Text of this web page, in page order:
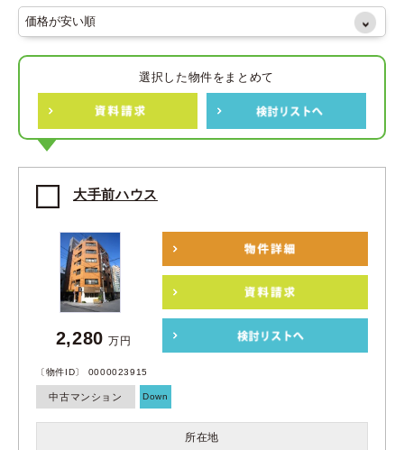
選択した物件をまとめて
大手前ハウス
〔物件ID〕 0000023915
中古マンション Down
2,280 万円
所在地